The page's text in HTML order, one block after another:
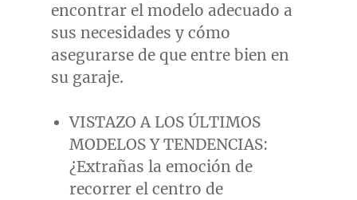
encontrar el modelo adecuado a
sus necesidades y cómo
asegurarse de que entre bien en
su garaje.
VISTAZO A LOS ÚLTIMOS
MODELOS Y TENDENCIAS:
¿Extrañas la emoción de
recorrer el centro de